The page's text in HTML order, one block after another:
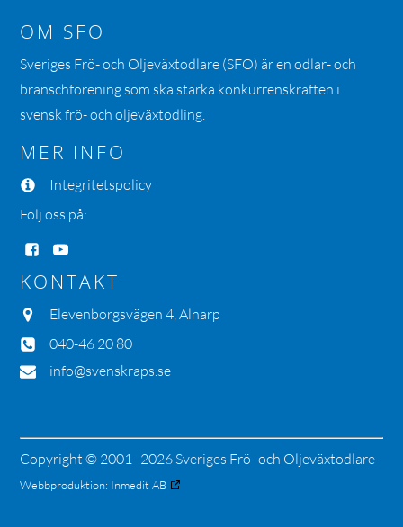
OM SFO
Sveriges Frö- och Oljeväxtodlare (SFO) är en odlar- och
branschförening som ska stärka konkurrenskraften i
svensk frö- och oljeväxtodling.
MER INFO
Integritetspolicy
Följ oss på:
KONTAKT
Elevenborgsvägen 4, Alnarp
040-46 20 80
info@svenskraps.se
Copyright © 2001–2026 Sveriges Frö- och Oljeväxtodlare
Webbproduktion: Inmedit AB